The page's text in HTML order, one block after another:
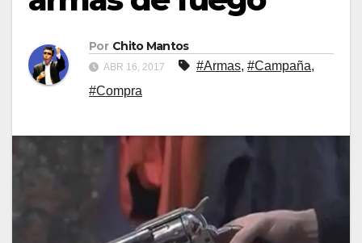
Por Chito Mantos
ABR 16, 2017 #Armas, #Campaña,
#Compra